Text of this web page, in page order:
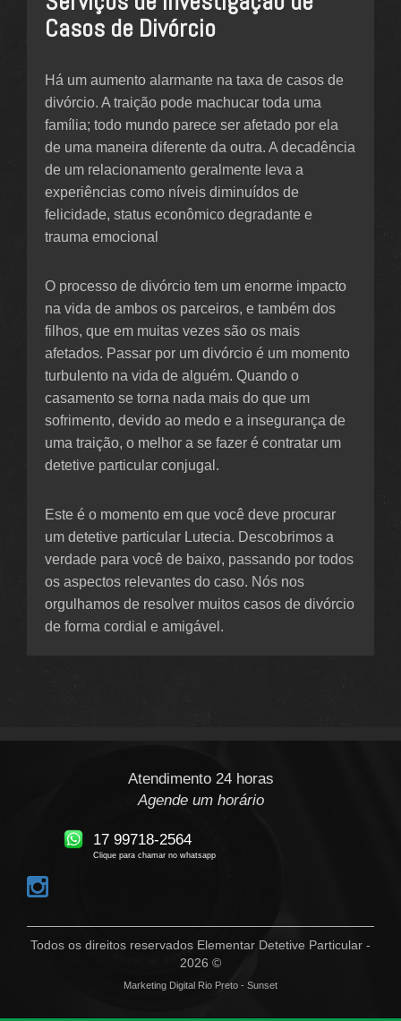
Casos de Divórcio
Há um aumento alarmante na taxa de casos de
divórcio. A traição pode machucar toda uma
família; todo mundo parece ser afetado por ela
de uma maneira diferente da outra. A decadência
de um relacionamento geralmente leva a
experiências como níveis diminuídos de
felicidade, status econômico degradante e
trauma emocional
O processo de divórcio tem um enorme impacto
na vida de ambos os parceiros, e também dos
filhos, que em muitas vezes são os mais
afetados. Passar por um divórcio é um momento
turbulento na vida de alguém. Quando o
casamento se torna nada mais do que um
sofrimento, devido ao medo e a insegurança de
uma traição, o melhor a se fazer é contratar um
detetive particular conjugal.
Este é o momento em que você deve procurar
um detetive particular Lutecia. Descobrimos a
verdade para você de baixo, passando por todos
os aspectos relevantes do caso. Nós nos
orgulhamos de resolver muitos casos de divórcio
de forma cordial e amigável.
Atendimento 24 horas
Agende um horário
17 99718-2564
Clique para chamar no whatsapp
Todos os direitos reservados Elementar Detetive Particular -
2026 ©
Marketing Digital Rio Preto - Sunset